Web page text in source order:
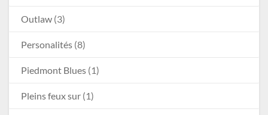
Outlaw (3)
Personalités (8)
Piedmont Blues (1)
Pleins feux sur (1)